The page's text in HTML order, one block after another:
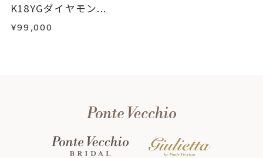
K18YGダイヤモン...
¥99,000